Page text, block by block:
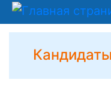
Кандидаты